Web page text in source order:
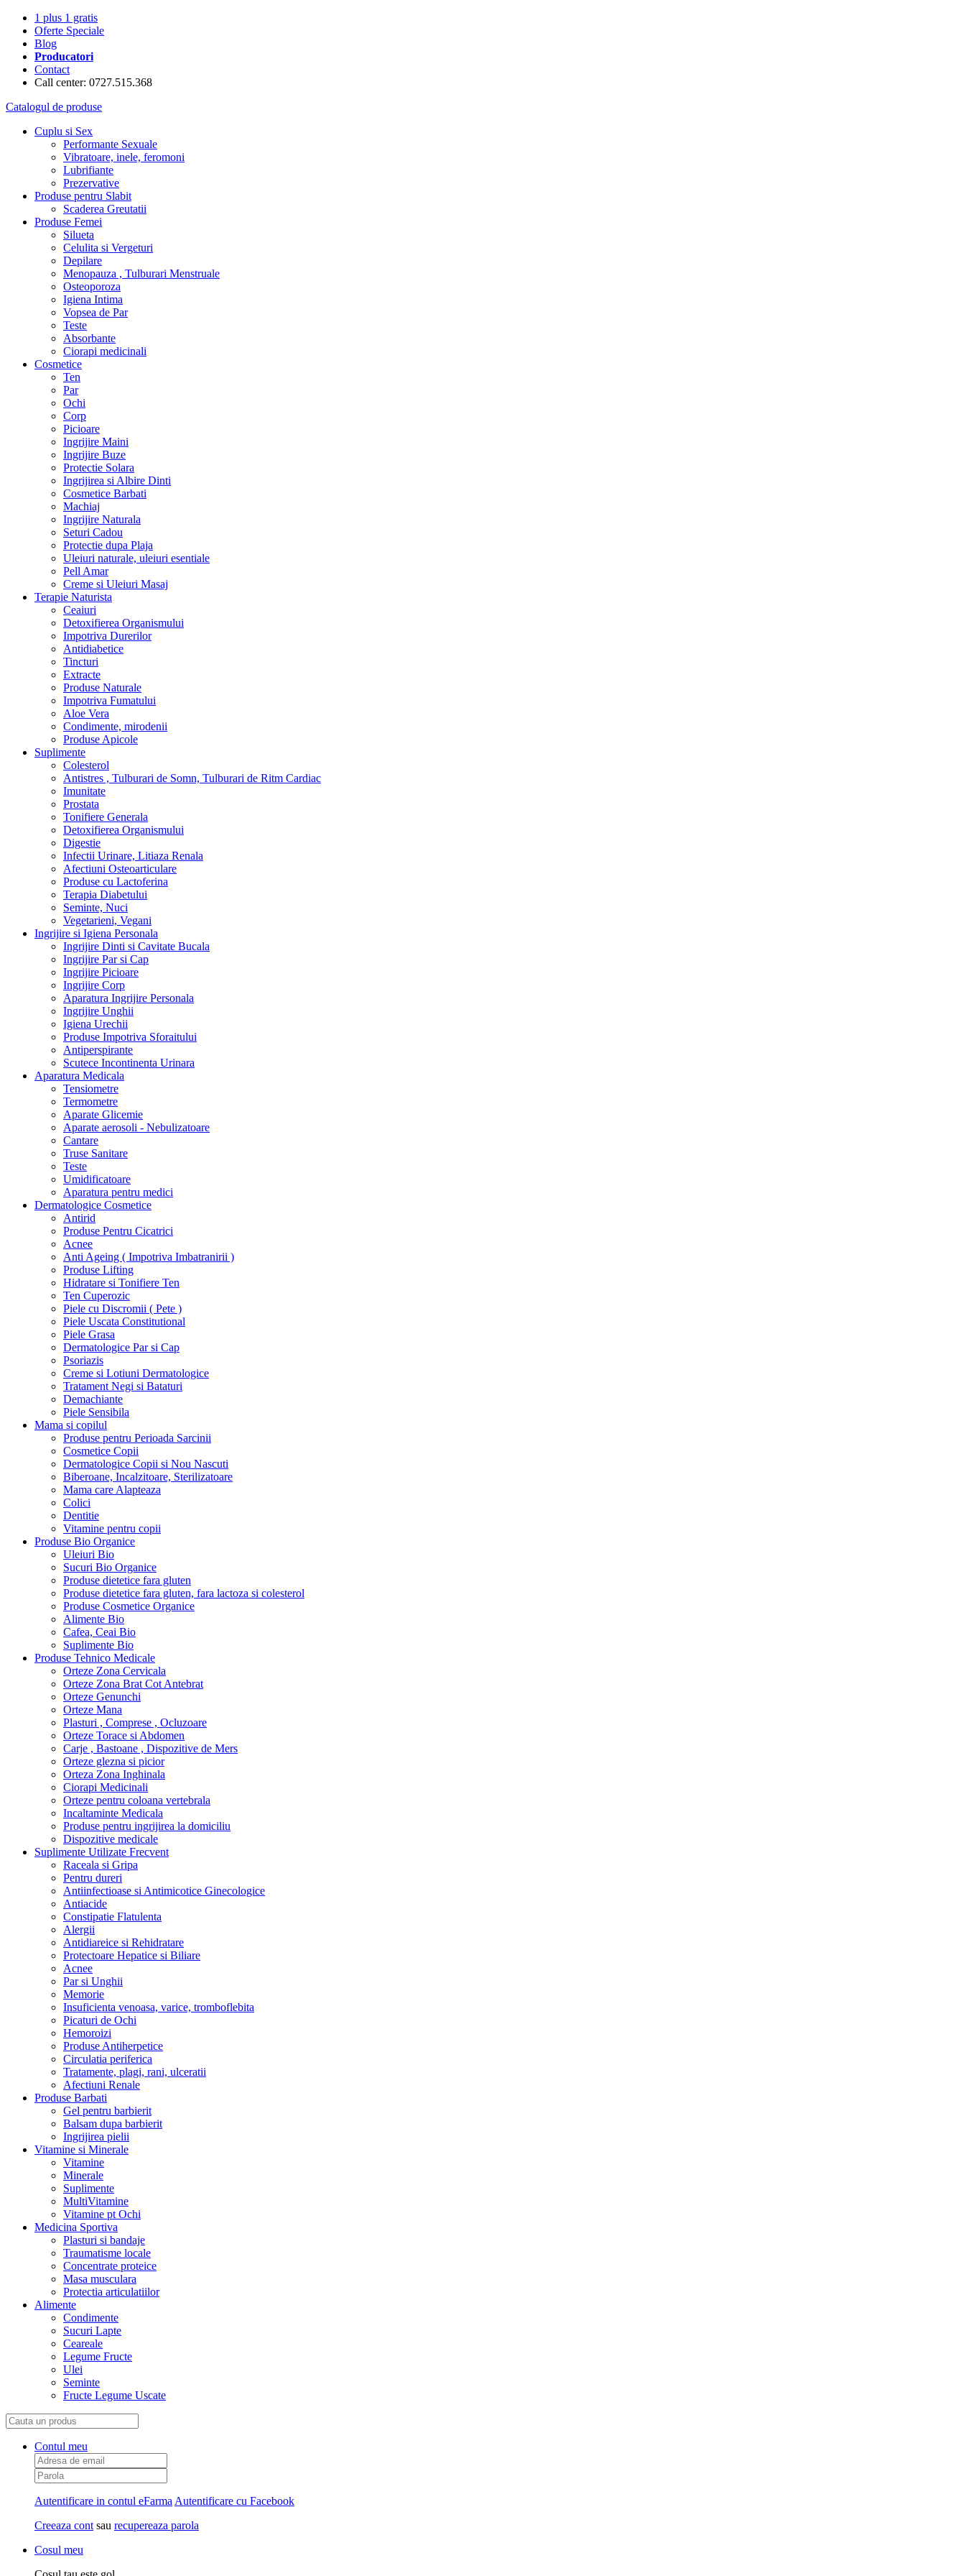
1 plus 1 gratis
Oferte Speciale
Blog
Producatori
Contact
Call center: 0727.515.368
Catalogul de produse
Cuplu si Sex
Performante Sexuale
Vibratoare, inele, feromoni
Lubrifiante
Prezervative
Produse pentru Slabit
Scaderea Greutatii
Produse Femei
Silueta
Celulita si Vergeturi
Depilare
Menopauza , Tulburari Menstruale
Osteoporoza
Igiena Intima
Vopsea de Par
Teste
Absorbante
Ciorapi medicinali
Cosmetice
Ten
Par
Ochi
Corp
Picioare
Ingrijire Maini
Ingrijire Buze
Protectie Solara
Ingrijirea si Albire Dinti
Cosmetice Barbati
Machiaj
Ingrijire Naturala
Seturi Cadou
Protectie dupa Plaja
Uleiuri naturale, uleiuri esentiale
Pell Amar
Creme si Uleiuri Masaj
Terapie Naturista
Ceaiuri
Detoxifierea Organismului
Impotriva Durerilor
Antidiabetice
Tincturi
Extracte
Produse Naturale
Impotriva Fumatului
Aloe Vera
Condimente, mirodenii
Produse Apicole
Suplimente
Colesterol
Antistres , Tulburari de Somn, Tulburari de Ritm Cardiac
Imunitate
Prostata
Tonifiere Generala
Detoxifierea Organismului
Digestie
Infectii Urinare, Litiaza Renala
Afectiuni Osteoarticulare
Produse cu Lactoferina
Terapia Diabetului
Seminte, Nuci
Vegetarieni, Vegani
Ingrijire si Igiena Personala
Ingrijire Dinti si Cavitate Bucala
Ingrijire Par si Cap
Ingrijire Picioare
Ingrijire Corp
Aparatura Ingrijire Personala
Ingrijire Unghii
Igiena Urechii
Produse Impotriva Sforaitului
Antiperspirante
Scutece Incontinenta Urinara
Aparatura Medicala
Tensiometre
Termometre
Aparate Glicemie
Aparate aerosoli - Nebulizatoare
Cantare
Truse Sanitare
Teste
Umidificatoare
Aparatura pentru medici
Dermatologice Cosmetice
Antirid
Produse Pentru Cicatrici
Acnee
Anti Ageing ( Impotriva Imbatranirii )
Produse Lifting
Hidratare si Tonifiere Ten
Ten Cuperozic
Piele cu Discromii ( Pete )
Piele Uscata Constitutional
Piele Grasa
Dermatologice Par si Cap
Psoriazis
Creme si Lotiuni Dermatologice
Tratament Negi si Bataturi
Demachiante
Piele Sensibila
Mama si copilul
Produse pentru Perioada Sarcinii
Cosmetice Copii
Dermatologice Copii si Nou Nascuti
Biberoane, Incalzitoare, Sterilizatoare
Mama care Alapteaza
Colici
Dentitie
Vitamine pentru copii
Produse Bio Organice
Uleiuri Bio
Sucuri Bio Organice
Produse dietetice fara gluten
Produse dietetice fara gluten, fara lactoza si colesterol
Produse Cosmetice Organice
Alimente Bio
Cafea, Ceai Bio
Suplimente Bio
Produse Tehnico Medicale
Orteze Zona Cervicala
Orteze Zona Brat Cot Antebrat
Orteze Genunchi
Orteze Mana
Plasturi , Comprese , Ocluzoare
Orteze Torace si Abdomen
Carje , Bastoane , Dispozitive de Mers
Orteze glezna si picior
Orteza Zona Inghinala
Ciorapi Medicinali
Orteze pentru coloana vertebrala
Incaltaminte Medicala
Produse pentru ingrijirea la domiciliu
Dispozitive medicale
Suplimente Utilizate Frecvent
Raceala si Gripa
Pentru dureri
Antiinfectioase si Antimicotice Ginecologice
Antiacide
Constipatie Flatulenta
Alergii
Antidiareice si Rehidratare
Protectoare Hepatice si Biliare
Acnee
Par si Unghii
Memorie
Insuficienta venoasa, varice, tromboflebita
Picaturi de Ochi
Hemoroizi
Produse Antiherpetice
Circulatia periferica
Tratamente, plagi, rani, ulceratii
Afectiuni Renale
Produse Barbati
Gel pentru barbierit
Balsam dupa barbierit
Ingrijirea pielii
Vitamine si Minerale
Vitamine
Minerale
Suplimente
MultiVitamine
Vitamine pt Ochi
Medicina Sportiva
Plasturi si bandaje
Traumatisme locale
Concentrate proteice
Masa musculara
Protectia articulatiilor
Alimente
Condimente
Sucuri Lapte
Ceareale
Legume Fructe
Ulei
Seminte
Fructe Legume Uscate
Contul meu
Autentificare in contul eFarma Autentificare cu Facebook
Creeaza cont sau recupereaza parola
Cosul meu